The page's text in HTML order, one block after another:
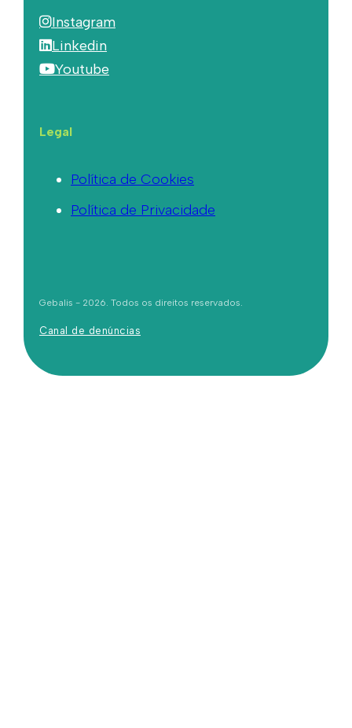
Instagram
Linkedin
Youtube
Legal
Política de Cookies
Política de Privacidade
Gebalis - 2026. Todos os direitos reservados.
Canal de denúncias